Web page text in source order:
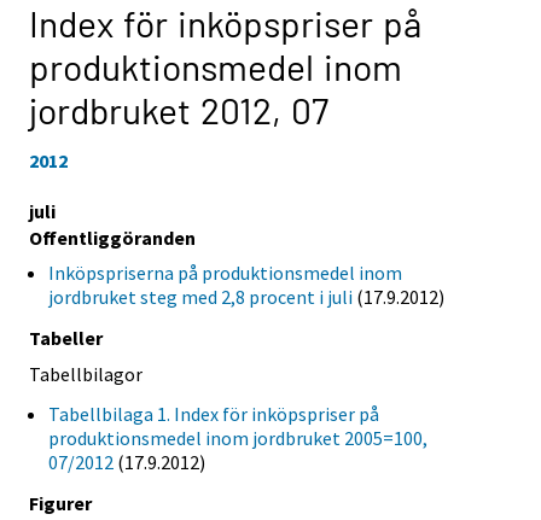
Index för inköpspriser på
produktionsmedel inom
jordbruket 2012, 07
2012
juli
Offentliggöranden
Inköpspriserna på produktionsmedel inom
jordbruket steg med 2,8 procent i juli (17.9.2012)
Tabeller
Tabellbilagor
Tabellbilaga 1. Index för inköpspriser på
produktionsmedel inom jordbruket 2005=100,
07/2012 (17.9.2012)
Figurer